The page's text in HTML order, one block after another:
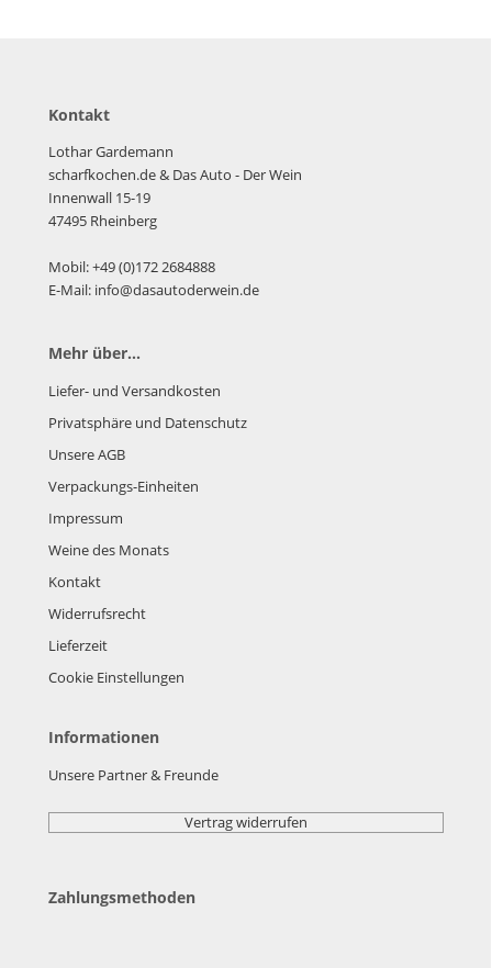
Kontakt
Lothar Gardemann
scharfkochen.de& Das Auto - Der Wein
Innenwall 15-19
47495 Rheinberg
Mobil: +49 (0)172 2684888
E-Mail: info@dasautoderwein.de
Mehr über...
Liefer- und Versandkosten
Privatsphäre und Datenschutz
Unsere AGB
Verpackungs-Einheiten
Impressum
Weine des Monats
Kontakt
Widerrufsrecht
Lieferzeit
Cookie Einstellungen
Informationen
Unsere Partner & Freunde
Vertrag widerrufen
Zahlungsmethoden